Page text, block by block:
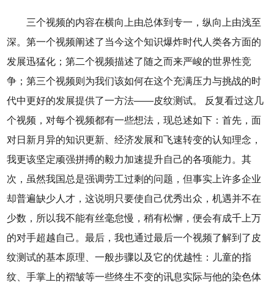
三个视频的内容在横向上由总体到专一，纵向上由浅至
深。第一个视频阐述了当今这个知识爆炸时代人类各方面的
发展迅猛化；第二个视频描述了随之而来严峻的世界性竞
争；第三个视频则为我们该如何在这个充满压力与挑战的时
代中更好的发展提供了一方法——皮纹测试。 反复看过这几
个视频，对每个视频都有一些想法，现总述如下：首先，面
对日新月异的知识更新、经济发展和飞速转变的认知理念，
我更该坚定顽强拼搏的毅力加速提升自己的各项能力。其
次，虽然我国总是强调劳工过剩的问题，但事实上许多企业
却普遍缺少人才，这说明只要使自己优秀出众，机遇并不在
少数，所以我不能有丝毫怠慢，稍有松懈，便会有成千上万
的对手超越自己。最后，我也通过最后一个视频了解到了皮
纹测试的基本原理、一般步骤以及它的优越性：儿童的指
纹、手掌上的褶皱等一些终生不变的讯息实际与他的染色体